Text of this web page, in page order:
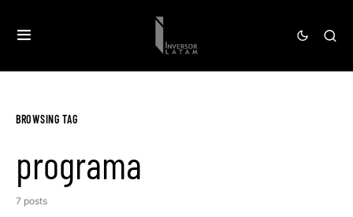
BROWSING TAG
programa
7 posts